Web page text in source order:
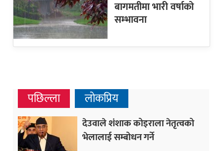
बागमतीमा भारी वर्षाको
सम्भावना
पछिल्ला लोकप्रिय
देउवाले शंशाक कोइराला नेतृत्वको
भेलालाई सम्बोधन गर्ने